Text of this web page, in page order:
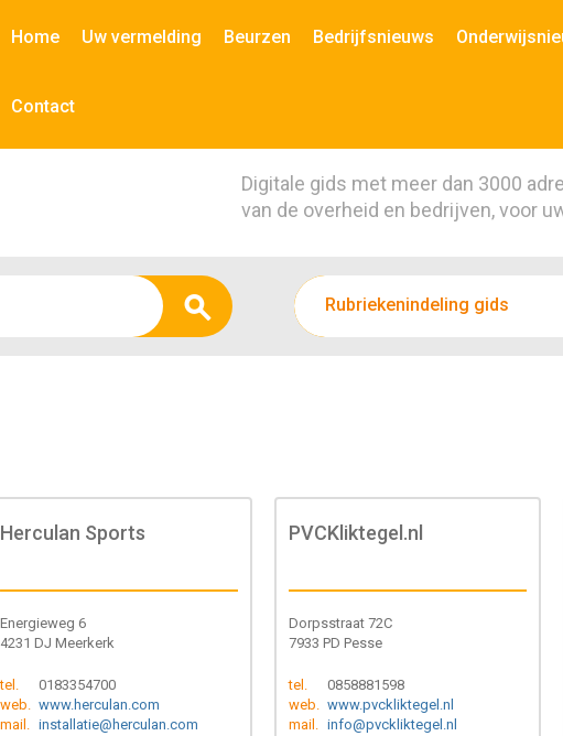
Home Uw vermelding Beurzen Bedrijfsnieuws
Contact
Digitale gids met meer dan 3000
van de overheid en bedrijven, voor
Rubriekenindeling gids
Herculan Sports
Energieweg 6
4231 DJ Meerkerk
tel.
0183354700
web. www.herculan.com
mail. installatie@herculan.com
PVCKliktegel.nl
Dorpsstraat 72C
7933 PD Pesse
tel.
0858881598
web. www.pvckliktegel.nl
mail. info@pvckliktegel.nl